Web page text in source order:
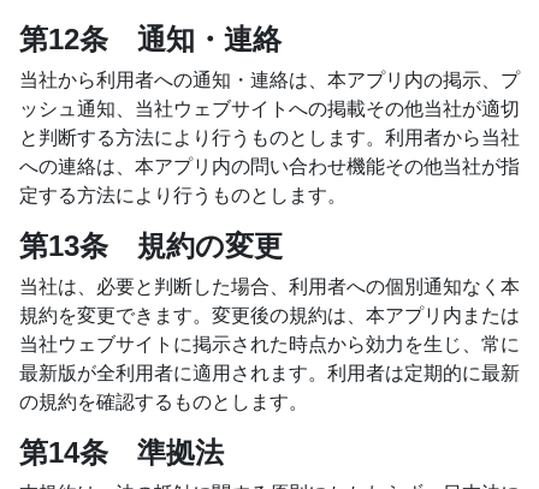
第12条 通知・連絡
当社から利用者への通知・連絡は、本アプリ内の掲示、プ
ッシュ通知、当社ウェブサイトへの掲載その他当社が適切
と判断する方法により行うものとします。利用者から当社
への連絡は、本アプリ内の問い合わせ機能その他当社が指
定する方法により行うものとします。
第13条 規約の変更
当社は、必要と判断した場合、利用者への個別通知なく本
規約を変更できます。変更後の規約は、本アプリ内または
当社ウェブサイトに掲示された時点から効力を生じ、常に
最新版が全利用者に適用されます。利用者は定期的に最新
の規約を確認するものとします。
第14条 準拠法